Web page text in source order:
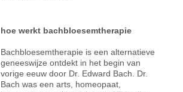
hoe werkt bachbloesemtherapie
Bachbloesemtherapie is een alternatieve
geneeswijze ontdekt in het begin van
vorige eeuw door Dr. Edward Bach. Dr.
Bach was een arts, homeopaat,